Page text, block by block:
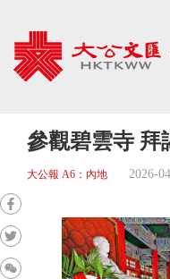
參觀碧雲寺 拜
大公報 A6：內地 2026-